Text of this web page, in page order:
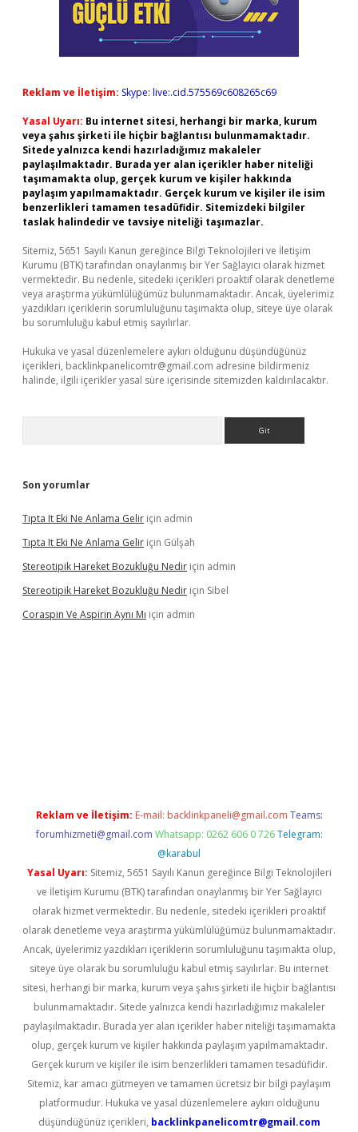
Reklam ve İletişim: Skype: live:.cid.575569c608265c69
Yasal Uyarı: Bu internet sitesi, herhangi bir marka, kurum
veya şahıs şirketi ile hiçbir bağlantısı bulunmamaktadır.
Sitede yalnızca kendi hazırladığımız makaleler
paylaşılmaktadır. Burada yer alan içerikler haber niteliği
taşımamakta olup, gerçek kurum ve kişiler hakkında
paylaşım yapılmamaktadır. Gerçek kurum ve kişiler ile isim
benzerlikleri tamamen tesadüfidir. Sitemizdeki bilgiler
taslak halindedir ve tavsiye niteliği taşımazlar.
Sitemiz, 5651 Sayılı Kanun gereğince Bilgi Teknolojileri ve İletişim
Kurumu (BTK) tarafından onaylanmış bir Yer Sağlayıcı olarak hizmet
vermektedir. Bu nedenle, sitedeki içerikleri proaktif olarak denetleme
veya araştırma yükümlülüğümüz bulunmamaktadır. Ancak, üyelerimiz
yazdıkları içeriklerin sorumluluğunu taşımakta olup, siteye üye olarak
bu sorumluluğu kabul etmiş sayılırlar.
Hukuka ve yasal düzenlemelere aykırı olduğunu düşündüğünüz
içerikleri, backlinkpanelicomtr@gmail.com adresine bildirmeniz
halinde, ilgili içerikler yasal süre içerisinde sitemizden kaldırılacaktır.
Son yorumlar
Tıpta It Eki Ne Anlama Gelir için admin
Tıpta It Eki Ne Anlama Gelir için Gülşah
Stereotipik Hareket Bozukluğu Nedir için admin
Stereotipik Hareket Bozukluğu Nedir için Sibel
Coraspin Ve Aspirin Aynı Mı için admin
Reklam ve İletişim: E-mail: backlinkpaneli@gmail.com Teams:
forumhizmeti@gmail.com Whatsapp: 0262 606 0 726 Telegram:
@karabul
Yasal Uyarı: Sitemiz, 5651 Sayılı Kanun gereğince Bilgi Teknolojileri
ve İletişim Kurumu (BTK) tarafından onaylanmış bir Yer Sağlayıcı
olarak hizmet vermektedir. Bu nedenle, sitedeki içerikleri proaktif
olarak denetleme veya araştırma yükümlülüğümüz bulunmamaktadır.
Ancak, üyelerimiz yazdıkları içeriklerin sorumluluğunu taşımakta olup,
siteye üye olarak bu sorumluluğu kabul etmiş sayılırlar. Bu internet
sitesi, herhangi bir marka, kurum veya şahıs şirketi ile hiçbir bağlantısı
bulunmamaktadır. Sitede yalnızca kendi hazırladığımız makaleler
paylaşılmaktadır. Burada yer alan içerikler haber niteliği taşımamakta
olup, gerçek kurum ve kişiler hakkında paylaşım yapılmamaktadır.
Gerçek kurum ve kişiler ile isim benzerlikleri tamamen tesadüfidir.
Sitemiz, kar amacı gütmeyen ve tamamen ücretsiz bir bilgi paylaşım
platformudur. Hukuka ve yasal düzenlemelere aykırı olduğunu
düşündüğünüz içerikleri, backlinkpanelicomtr@gmail.com